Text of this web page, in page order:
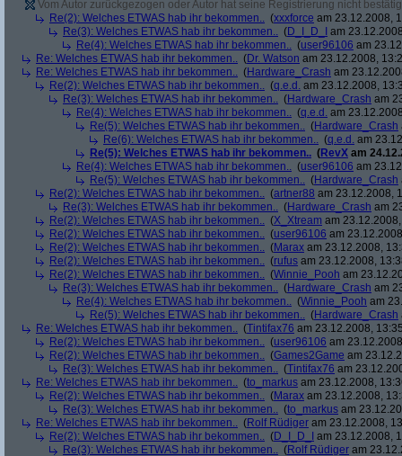
Vom Autor zurückgezogen oder Autor hat seine Registrierung nicht
Re(2): Welches ETWAS hab ihr bekommen.. (xxxforce am 23.12.2008,
Re(3): Welches ETWAS hab ihr bekommen.. (D_I_D_I
am
Re(4): Welches ETWAS hab ihr bekommen.. (user96106 am
Re: Welches ETWAS hab ihr bekommen.. (Dr. Watson am 23.12.2008,
Re: Welches ETWAS hab ihr bekommen.. (Hardware_Crash am
Re(2): Welches ETWAS hab ihr bekommen.. (q.e.d. am 23.12.2008,
Re(3): Welches ETWAS hab ihr bekommen.. (Hardware_Crash am
Re(4): Welches ETWAS hab ihr bekommen.. (q.e.d. am
Re(5): Welches ETWAS hab ihr bekommen.. (Hardware_Crash
Re(6): Welches ETWAS hab ihr bekommen.. (q.e.d. am
Re(5): Welches ETWAS hab ihr bekommen.. (RevX am
Re(4): Welches ETWAS hab ihr bekommen.. (user96106 am
Re(5): Welches ETWAS hab ihr bekommen.. (Hardware_Crash
Re(2): Welches ETWAS hab ihr bekommen.. (artner88 am 23.12.2008,
Re(3): Welches ETWAS hab ihr bekommen.. (Hardware_Crash am
Re(2): Welches ETWAS hab ihr bekommen.. (X_Xtream am
Re(2): Welches ETWAS hab ihr bekommen.. (user96106 am
Re(2): Welches ETWAS hab ihr bekommen.. (Marax am 23.12.2008,
Re(2): Welches ETWAS hab ihr bekommen.. (rufus am 23.12.2008,
Re(2): Welches ETWAS hab ihr bekommen.. (Winnie_Pooh am
Re(3): Welches ETWAS hab ihr bekommen.. (Hardware_Crash am
Re(4): Welches ETWAS hab ihr bekommen.. (Winnie_Pooh am
Re(5): Welches ETWAS hab ihr bekommen.. (Hardware_Crash
Re: Welches ETWAS hab ihr bekommen.. (Tintifax76 am 23.12.2008,
Re(2): Welches ETWAS hab ihr bekommen.. (user96106 am
Re(2): Welches ETWAS hab ihr bekommen.. (Games2Game am
Re(3): Welches ETWAS hab ihr bekommen.. (Tintifax76 am
Re: Welches ETWAS hab ihr bekommen.. (to_markus am 23.12.2008,
Re(2): Welches ETWAS hab ihr bekommen.. (Marax am 23.12.2008,
Re(3): Welches ETWAS hab ihr bekommen.. (to_markus am
Re: Welches ETWAS hab ihr bekommen.. (Rolf Rüdiger am 23.12.2008,
Re(2): Welches ETWAS hab ihr bekommen.. (D_I_D_I
am 23.12.2008,
Re(3): Welches ETWAS hab ihr bekommen.. (Rolf Rüdiger am